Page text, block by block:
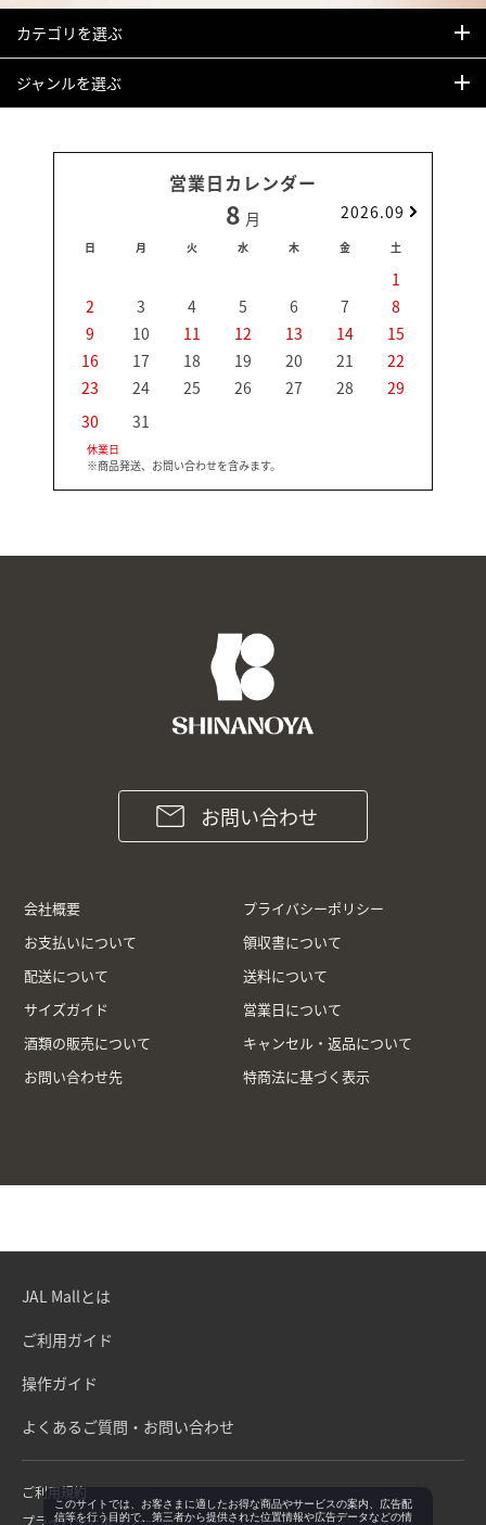
カテゴリを選ぶ
ジャンルを選ぶ
営業日カレンダー
8 月 2026.09
日 月 火 水 木 金 土
1
2
3 4 5 6 7
8
9
10 11 12 13 14
15
16
17 18 19 20 21
22
23
24 25 26 27 28
29
30
31
休業日
※商品発送、お問い合わせを含みます。
お問い合わせ
会社概要
プライバシーポリシー
お支払いについて
領収書について
配送について
送料について
サイズガイド
営業日について
酒類の販売について
キャンセル・返品について
お問い合わせ先
特商法に基づく表示
JAL Mallとは
ご利用ガイド
操作ガイド
よくあるご質問・お問い合わせ
ご利用規約
プライバシーポリシー
このサイトでは、お客さまに適したお得な商品やサービスの案内、広告配
信等を行う目的で、第三者から提供された位置情報や広告データなどの情